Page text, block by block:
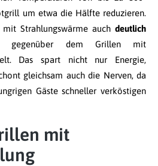
um etwa die Hälfte reduzieren.
Strahlungswärme auch deutlich
gegenüber dem Grillen mit
Das spart nicht nur Energie,
gleichsam auch die Nerven, da
Gäste schneller verköstigen
mit